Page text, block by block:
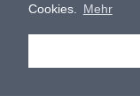
Cookies.
Mehr